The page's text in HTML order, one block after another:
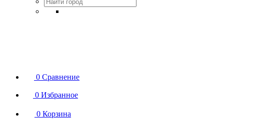
0 Сравнение
0 Избранное
0 Корзина